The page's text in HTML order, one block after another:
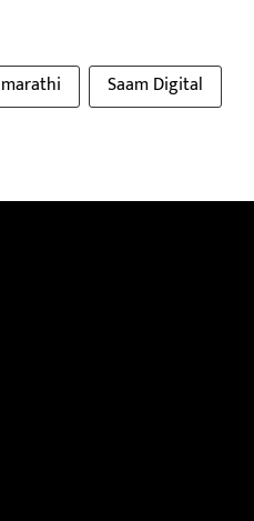
Saam Digital